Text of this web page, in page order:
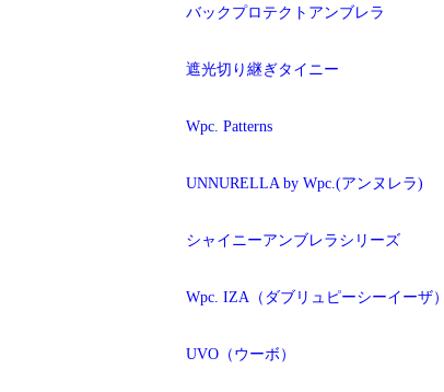
バックプロテクトアンブレラ
遮光切り継ぎタイニー
Wpc. Patterns
UNNURELLA by Wpc.(アンヌレラ)
シャイニーアンブレラシリーズ
Wpc. IZA（ダブリュピーシーイーザ）
UVO（ウーボ）